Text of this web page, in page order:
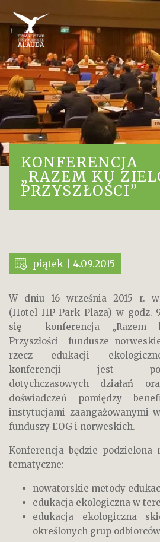
KONFERENCJA
„RAZEM KU
PRZYSZŁOŚCI”
piątek | 4.09.2015
W dniu 16 września 2015 r.
(Hotel HP Park Plaza) w godz.
się konferencja „Razem
Przyszłości- fundusze
rzecz edukacji
konferencji jest
dotychczasowych działań
doświadczeń pomiędzy
instytucjami zaangażowanymi
funduszy EOG i norweskich.
Konferencja będzie podzielona
tematyczne:
nowatorskie metody
edukacja ekologiczna w
edukacja ekologiczna
określonych grup